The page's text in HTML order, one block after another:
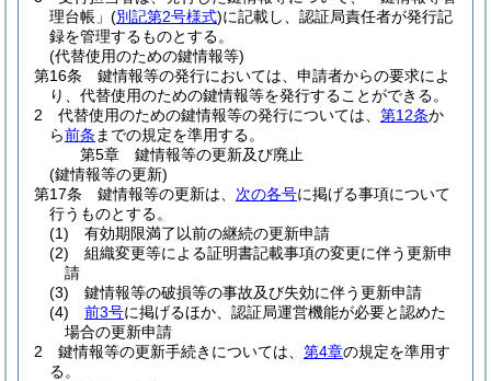
理台帳」 (別記第2号様式)に記載し、認証局責任者が発行記
録を管理するものとする。
(代替使用のための鍵情報等)
第16条
鍵情報等の発行においては、申請者からの要求によ
り、代替使用のための鍵情報等を発行することができる。
2
代替使用のための鍵情報等の発行については、 第12条か
ら前条 までの規定を準用する。
第5章
鍵情報等の更新及び廃止
(鍵情報等の更新)
第17条
鍵情報等の更新は、 次の各号に掲げる事項について
行うものとする。
(1)
有効期限満了以前の継続の更新申請
(2)
組織変更等による証明書記載事項の変更に伴う更新申
請
(3)
鍵情報等の破損等の事故及び失効に伴う更新申請
(4)
前3号に掲げるほか、認証局運営機能が必要と認めた
場合の更新申請
2
鍵情報等の更新手続きについては、 第4章の規定を準用す
る。